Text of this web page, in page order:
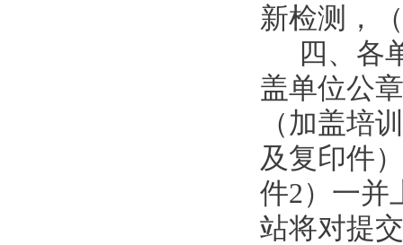
新检测，
四、各
盖单位公
（加盖培
及复印件
件2）一并
站将对提